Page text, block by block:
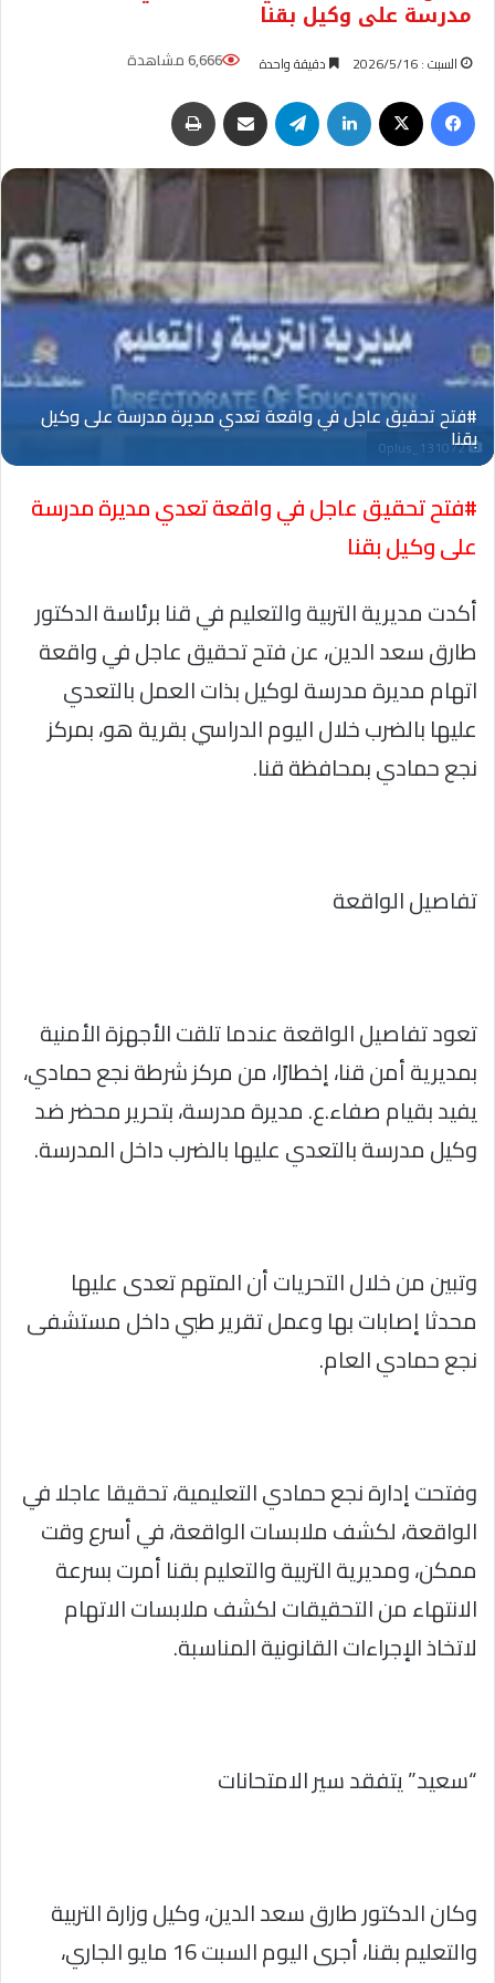
مدرسة على وكيل بقنا
السبت : 2026/5/16 دقيقة واحدة
6,666 مشاهدة
فيسبوك
لينكدإن تيلقرام مشاركة عبر البريد
Oplus_131072
#فتح تحقيق عاجل في واقعة تعدي مديرة مدرسة
على وكيل بقنا
أكدت مديرية التربية والتعليم في قنا برئاسة الدكتور
طارق سعد الدين، عن فتح تحقيق عاجل في واقعة
اتهام مديرة مدرسة لوكيل بذات العمل بالتعدي
عليها بالضرب خلال اليوم الدراسي بقرية هو، بمركز
نجع حمادي بمحافظة قنا.
تفاصيل الواقعة
تعود تفاصيل الواقعة عندما تلقت الأجهزة الأمنية
بمديرية أمن قنا، إخطارًا، من مركز شرطة نجع حمادي،
يفيد بقيام صفاء.ع. مديرة مدرسة، بتحرير محضر ضد
وكيل مدرسة بالتعدي عليها بالضرب داخل المدرسة.
وتبين من خلال التحريات أن المتهم تعدى عليها
محدثا إصابات بها وعمل تقرير طبي داخل مستشفى
نجع حمادي العام.
وفتحت إدارة نجع حمادي التعليمية، تحقيقا عاجلا في
الواقعة، لكشف ملابسات الواقعة، في أسرع وقت
ممكن، ومديرية التربية والتعليم بقنا أمرت بسرعة
الانتهاء من التحقيقات لكشف ملابسات الاتهام
لاتخاذ الإجراءات القانونية المناسبة.
“سعيد” يتفقد سير الامتحانات
وكان الدكتور طارق سعد الدين، وكيل وزارة التربية
والتعليم بقنا، أجرى اليوم السبت 16 مايو الجاري،